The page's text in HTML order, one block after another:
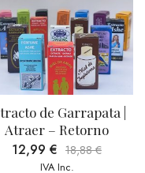
de Garrapata |
Atraer – Retorno
12,99 € 18,88€
IVA Inc.